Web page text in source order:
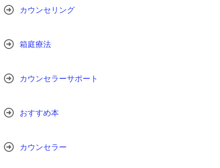
カウンセリング
箱庭療法
カウンセラーサポート
おすすめ本
カウンセラー